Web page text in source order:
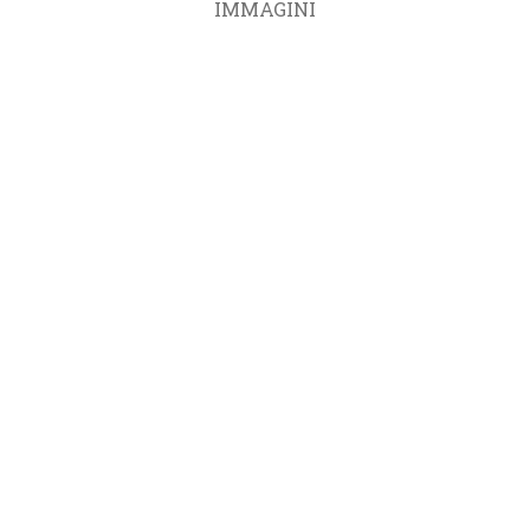
IMMAGINI